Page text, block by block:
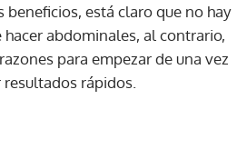
beneficios, está claro que no hay
hacer abdominales, al contrario,
para empezar de una vez
rápidos.